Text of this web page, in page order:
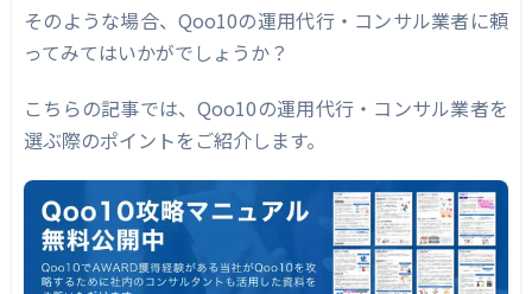
短期間で収益アップが期待できる
人件費の削減
ほかのECモールも対応してくれる可能性が
ある
Qoo10の運用代行・コンサル業者を利用する
デメリット
ノウハウ共有をしてもらえないことがある
そのような場合、Qoo10の運用代行・コンサル業者に頼
ってみてはいかがでしょうか？
こちらの記事では、Qoo10の運用代行・コンサル業者を
選ぶ際のポイントをご紹介します。